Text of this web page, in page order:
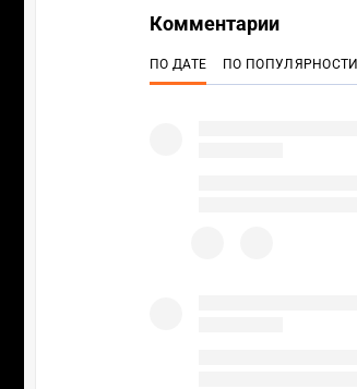
Комментарии
ПО ДАТЕ ПО ПОПУЛЯРНОСТИ